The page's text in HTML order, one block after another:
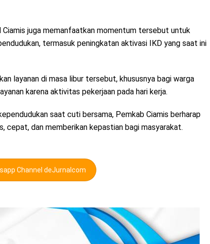
Ciamis juga memanfaatkan momentum tersebut untuk
termasuk peningkatan aktivasi IKD yang saat ini
layanan di masa libur tersebut, khususnya bagi warga
karena aktivitas pekerjaan pada hari kerja.
saat cuti bersama, Pemkab Ciamis berharap
cepat, dan memberikan kepastian bagi masyarakat.
Channel deJurnalcom